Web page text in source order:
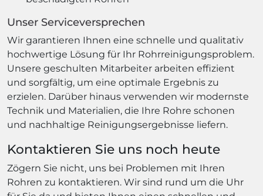
Unser Serviceversprechen
Wir garantieren Ihnen eine schnelle und qualitativ
hochwertige Lösung für Ihr Rohrreinigungsproblem.
Unsere geschulten Mitarbeiter arbeiten effizient
und sorgfältig, um eine optimale Ergebnis zu
erzielen. Darüber hinaus verwenden wir modernste
Technik und Materialien, die Ihre Rohre schonen
und nachhaltige Reinigungsergebnisse liefern.
Kontaktieren Sie uns noch heute
Zögern Sie nicht, uns bei Problemen mit Ihren
Rohren zu kontaktieren. Wir sind rund um die Uhr